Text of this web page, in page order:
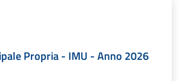
Propria - IMU - Anno 2026